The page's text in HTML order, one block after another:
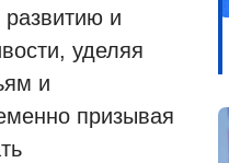
развитию и
уделяя
и
призывая